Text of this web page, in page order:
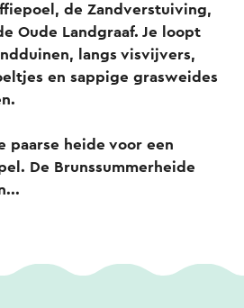
de Zandverstuiving,
Oude Landgraaf. Je loopt
langs visvijvers,
en sappige grasweides
paarse heide voor een
De Brunssummerheide